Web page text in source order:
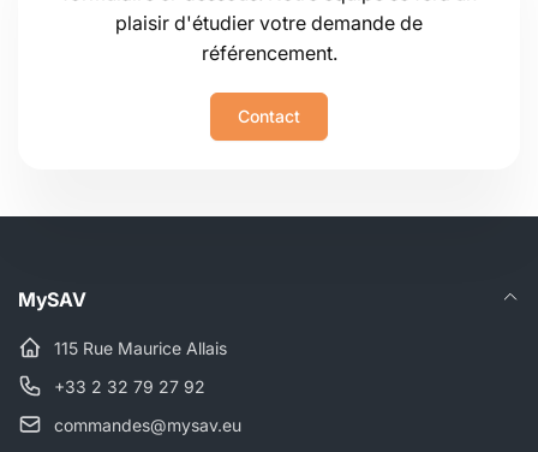
plaisir d'étudier votre demande de
référencement.
Contact
MySAV
115 Rue Maurice Allais
+33 2 32 79 27 92
commandes@mysav.eu